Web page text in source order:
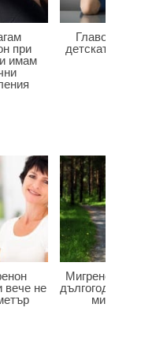
при
имам
детската
вече не
Мигренон
мигрена